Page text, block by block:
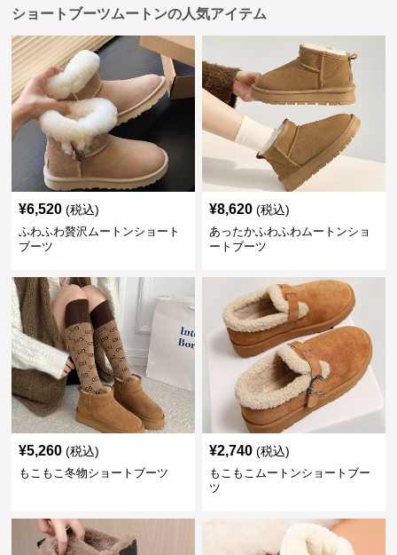
ショートブーツムートンの人気アイテム
¥6,520 (税込)
ふわふわ贅沢ムートンショート
ブーツ
¥8,620 (税込)
あったかふわふわムートンショ
ートブーツ
¥5,260 (税込)
もこもこ冬物ショートブーツ
¥2,740 (税込)
もこもこムートンショートブー
ツ